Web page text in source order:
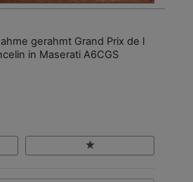
gerahmt Grand Prix de l
in Maserati A6CGS